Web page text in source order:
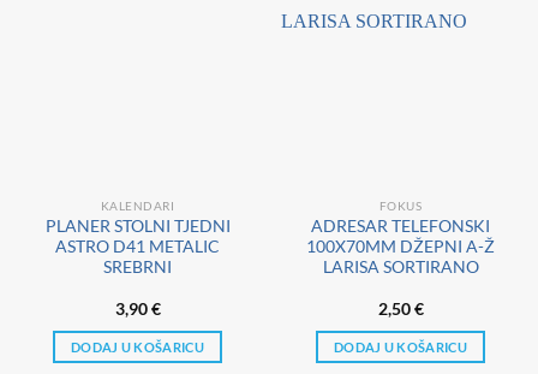
KALENDARI
PLANER STOLNI TJEDNI
ASTRO D41 METALIC
SREBRNI
3,90€
DODAJ U KOŠARICU
FOKUS
ADRESAR TELEFONSKI
100X70MM DŽEPNI A-Ž
LARISA SORTIRANO
2,50€
DODAJ U KOŠARICU